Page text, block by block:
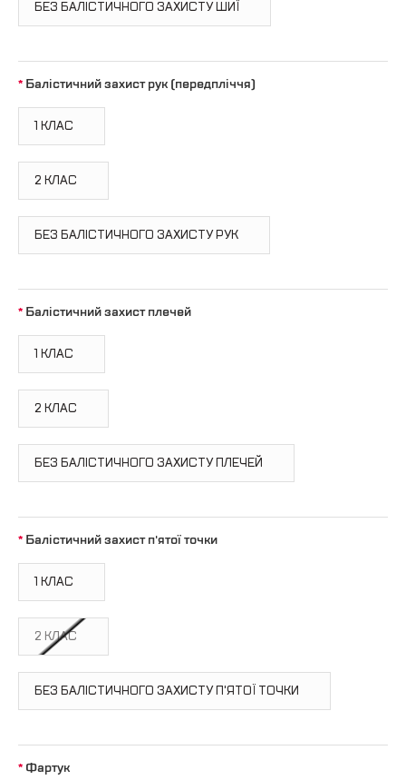
БЕЗ БАЛІСТИЧНОГО ЗАХИСТУ ШИЇ
Балістичний захист рук (передпліччя)
1 КЛАС
2 КЛАС
БЕЗ БАЛІСТИЧНОГО ЗАХИСТУ РУК
Балістичний захист плечей
1 КЛАС
2 КЛАС
БЕЗ БАЛІСТИЧНОГО ЗАХИСТУ ПЛЕЧЕЙ
Балістичний захист п'ятої точки
1 КЛАС
2 КЛАС
БЕЗ БАЛІСТИЧНОГО ЗАХИСТУ П'ЯТОЇ ТОЧКИ
Фартук